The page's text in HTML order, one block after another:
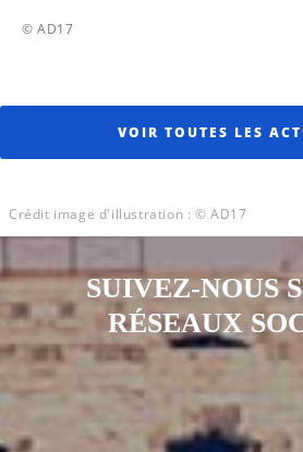
© AD17
VOIR TOUTES LES
Crédit image d'illustration : © AD17
SUIVEZ-NOUS
RÉSEAUX
Notre page Instagram
Notre page
Notre